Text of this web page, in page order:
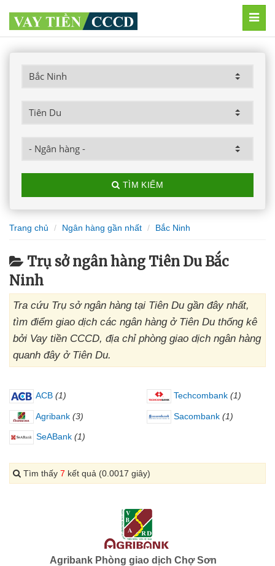
TÌM KIẾM
Trang chủ Ngân hàng gần nhất Bắc Ninh
Trụ sở ngân hàng Tiên Du Bắc
Ninh
Tra cứu Trụ sở ngân hàng tại Tiên Du gần đây nhất,
tìm điểm giao dịch các ngân hàng ở Tiên Du thống kê
bởi Vay tiền CCCD, địa chỉ phòng giao dịch ngân hàng
quanh đây ở Tiên Du.
ACB (1) Techcombank (1)
Agribank (3) Sacombank (1)
SeABank (1)
Tìm thấy 7 kết quả (0.0017 giây)
Agribank Phòng giao dịch Chợ Sơn